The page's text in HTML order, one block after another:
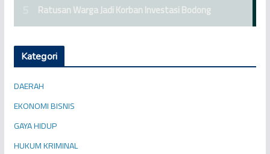
Kategori
DAERAH
EKONOMI BISNIS
GAYA HIDUP
HUKUM KRIMINAL